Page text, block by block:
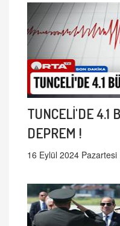
TUNCELİ'DE 4.1
DEPREM !
16 Eylül 2024 Pazartesi